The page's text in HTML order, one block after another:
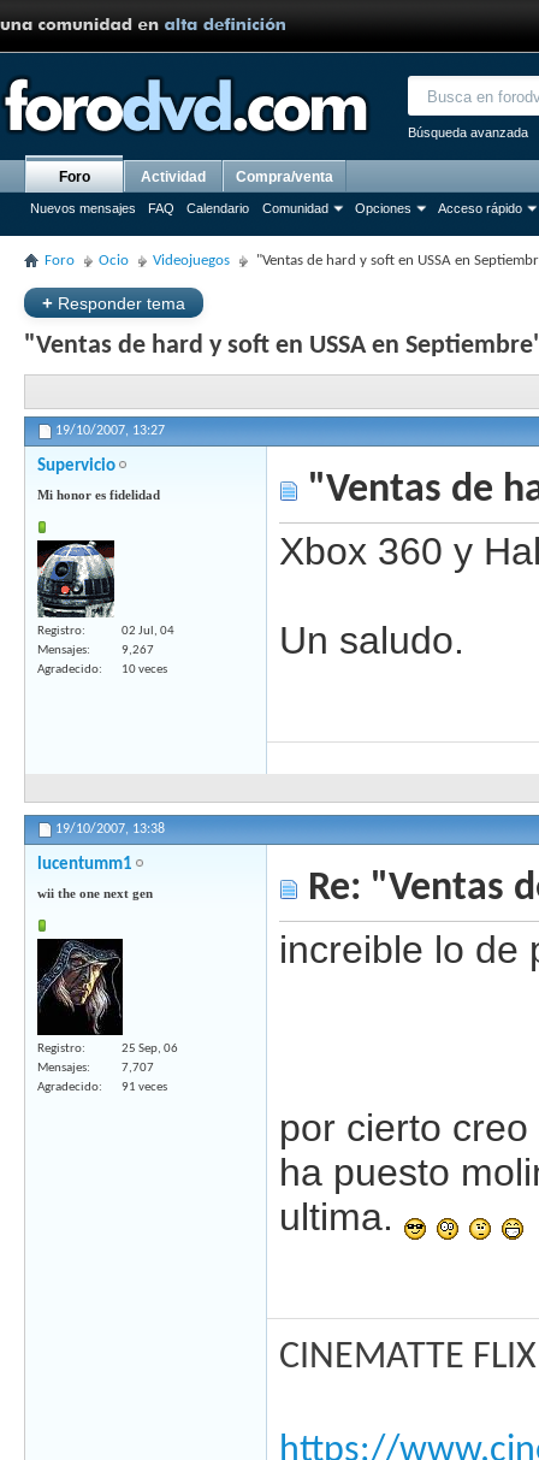
Búsqueda avanzada
Foro
Nuevos mensajes FAQ Calendario Comunidad Opciones Acceso rápido
Actividad Compra/venta
Foro Ocio Videojuegos "Ventas de hard y soft en USSA en
+ Responder tema
"Ventas de hard y soft en USSA en
19/10/2007, 13:27
Supervicio
Mi honor es fidelidad
Registro
02 Jul, 04
Mensajes
9,267
Agradecido
10 veces
"Ventas de
Xbox 360 y
Un saludo.
19/10/2007, 13:38
lucentumm1
wii the one next gen
Registro
25 Sep, 06
Mensajes
7,707
Agradecido
91 veces
Re: "Ventas
increible lo de
por cierto
ha puesto
ultima.
CINEMATTE
https://